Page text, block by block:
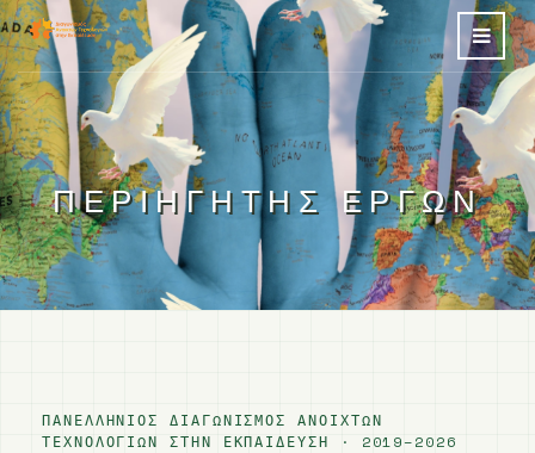
ΠΕΡΙΗΓΗΤΉΣ ΈΡΓΩΝ
ΠΑΝΕΛΛΉΝΙΟΣ ΔΙΑΓΩΝΙΣΜΌΣ ΑΝΟΙΧΤΏΝ
ΤΕΧΝΟΛΟΓΙΏΝ ΣΤΗΝ ΕΚΠΑΊΔΕΥΣΗ · 2019–2026